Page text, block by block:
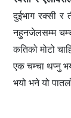
दुईभाग रक्सी र
नहुनजेलसम्म
कतिको मोटो
एक चम्चा थप्नु
भयो भने यो